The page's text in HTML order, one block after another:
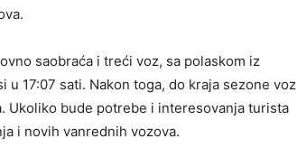
saobraća i treći voz, sa polaskom iz
u 17:07 sati. Nakon toga, do kraja sezone voz
Ukoliko bude potrebe i interesovanja turista
i novih vanrednih vozova.